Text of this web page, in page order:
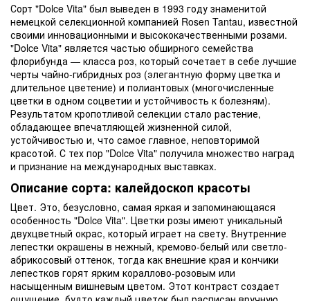
Сорт "Dolce Vita" был выведен в 1993 году знаменитой
немецкой селекционной компанией Rosen Tantau, известной
своими инновационными и высококачественными розами.
"Dolce Vita" является частью обширного семейства
флорибунда — класса роз, который сочетает в себе лучшие
черты чайно-гибридных роз (элегантную форму цветка и
длительное цветение) и полиантовых (многочисленные
цветки в одном соцветии и устойчивость к болезням).
Результатом кропотливой селекции стало растение,
обладающее впечатляющей жизненной силой,
устойчивостью и, что самое главное, неповторимой
красотой. С тех пор "Dolce Vita" получила множество наград
и признание на международных выставках.
Описание сорта: калейдоскоп красоты
Цвет. Это, безусловно, самая яркая и запоминающаяся
особенность "Dolce Vita". Цветки розы имеют уникальный
двухцветный окрас, который играет на свету. Внутренние
лепестки окрашены в нежный, кремово-белый или светло-
абрикосовый оттенок, тогда как внешние края и кончики
лепестков горят ярким кораллово-розовым или
насыщенным вишневым цветом. Этот контраст создает